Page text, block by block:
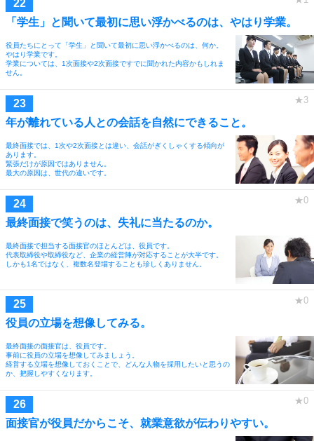
「学生」と聞いて最初に思い浮かべるのは、やはり学業。
役員たちにとって「学生」と聞いて最初に思い浮かべるのは、何か。
やはり学業です。
学業については、1次面接や2次面接ですでに聞かれた内容かもしれま
せん。
年が離れている人との会話を自然にできること。
最終面接では、1次や2次面接とは違い、会話がぎくしゃくする傾向が
あります。
緊張だけが原因ではありません。
最大の原因は、世代の違いです。
最終面接で笑うのは、失礼に当たるのか。
最終面接で担当する面接官のほとんどは、役員です。
代表取締役や取締役など、企業の経営陣が対応することが大半です。
しかも1名ではなく、複数名登場することも珍しくありません。
役員の立場を想像してみる。
最終面接の面接官は、役員です。
事前に役員の立場を想像してみましょう。
経営する立場を想像しておくことで、どんな人物を採用したいと思うの
か、把握しやすくなります。
面接官が役員だからこそ、就業意欲が伝わりやすい。